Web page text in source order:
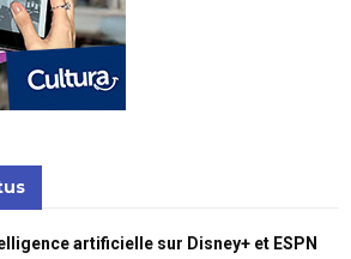
artificielle sur Disney+ et ESPN